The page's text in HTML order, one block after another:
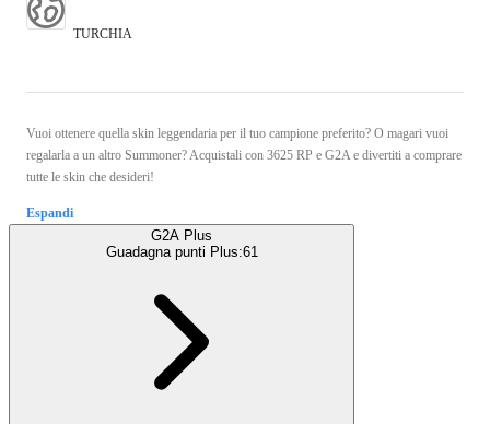
TURCHIA
Vuoi ottenere quella skin leggendaria per il tuo campione preferito? O magari vuoi
regalarla a un altro Summoner? Acquistali con 3625 RP e G2A e divertiti a comprare
tutte le skin che desideri!
Espandi
G2A Plus
Guadagna punti Plus:61